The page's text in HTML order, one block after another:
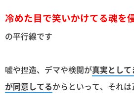
冷めた目で笑いかけてる魂を
の平行線です
嘘や捏造、デマや検閲が真実とし
が同意してるからといって、それ